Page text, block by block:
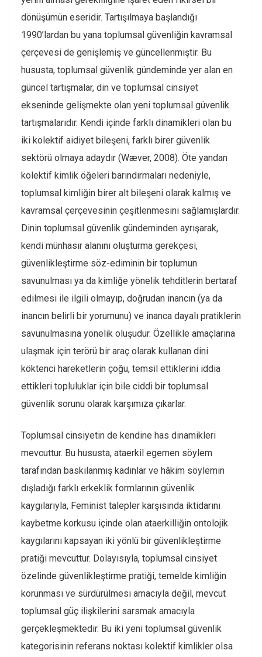
dönüşümün eseridir. Tartışılmaya başlandığı
1990’lardan bu yana toplumsal güvenliğin kavramsal
çerçevesi de genişlemiş ve güncellenmiştir. Bu
hususta, toplumsal güvenlik gündeminde yer alan en
güncel tartışmalar, din ve toplumsal cinsiyet
ekseninde gelişmekte olan yeni toplumsal güvenlik
tartışmalarıdır. Kendi içinde farklı dinamikleri olan bu
iki kolektif aidiyet bileşeni, farklı birer güvenlik
sektörü olmaya adaydır (Wæver, 2008). Öte yandan
kolektif kimlik öğeleri barındırmaları nedeniyle,
toplumsal kimliğin birer alt bileşeni olarak kalmış ve
kavramsal çerçevesinin çeşitlenmesini sağlamışlardır.
Dinin toplumsal güvenlik gündeminden ayrışarak,
kendi münhasır alanını oluşturma gerekçesi,
güvenlikleştirme söz-ediminin bir toplumun
savunulması ya da kimliğe yönelik tehditlerin bertaraf
edilmesi ile ilgili olmayıp, doğrudan inancın (ya da
inancın belirli bir yorumunu) ve inanca dayalı pratiklerin
savunulmasına yönelik oluşudur. Özellikle amaçlarına
ulaşmak için terörü bir araç olarak kullanan dini
köktenci hareketlerin çoğu, temsil ettiklerini iddia
ettikleri topluluklar için bile ciddi bir toplumsal
güvenlik sorunu olarak karşımıza çıkarlar.
Toplumsal cinsiyetin de kendine has dinamikleri
mevcuttur. Bu hususta, ataerkil egemen söylem
tarafından baskılanmış kadınlar ve hâkim söylemin
dışladığı farklı erkeklik formlarının güvenlik
kaygılarıyla, Feminist talepler karşısında iktidarını
kaybetme korkusu içinde olan ataerkilliğin ontolojik
kaygılarını kapsayan iki yönlü bir güvenlikleştirme
pratiği mevcuttur. Dolayısıyla, toplumsal cinsiyet
özelinde güvenlikleştirme pratiği, temelde kimliğin
korunması ve sürdürülmesi amacıyla değil, mevcut
toplumsal güç ilişkilerini sarsmak amacıyla
gerçekleşmektedir. Bu iki yeni toplumsal güvenlik
kategorisinin referans noktası kolektif kimlikler olsa